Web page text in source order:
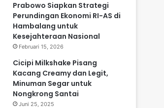
Prabowo Siapkan Strategi
Perundingan Ekonomi RI-AS di
Hambalang untuk
Kesejahteraan Nasional
Februari 15, 2026
Cicipi Milkshake Pisang
Kacang Creamy dan Legit,
Minuman Segar untuk
Nongkrong Santai
Juni 25, 2025